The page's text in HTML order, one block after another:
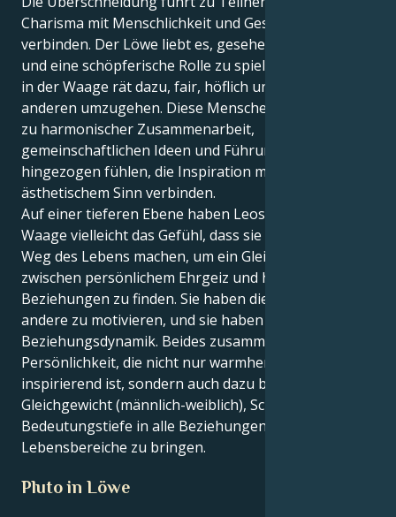
Charisma mit Menschlichkeit und Geschmack
verbinden. Der Löwe liebt es, gesehen zu werden
und eine schöpferische Rolle zu spielen, aber Neptun
in der Waage rät dazu, fair, höflich und achtsam mit
anderen umzugehen. Diese Menschen können sich
zu harmonischer Zusammenarbeit,
gemeinschaftlichen Ideen und Führungspositionen
hingezogen fühlen, die Inspiration mit Fairness und
ästhetischem Sinn verbinden.
Auf einer tieferen Ebene haben Leos mit Neptun in
Waage vielleicht das Gefühl, dass sie sich auf den
Weg des Lebens machen, um ein Gleichgewicht
zwischen persönlichem Ehrgeiz und harmonischen
Beziehungen zu finden. Sie haben die Fähigkeit,
andere zu motivieren, und sie haben ein Gespür für
Beziehungsdynamik. Beides zusammen ergibt eine
Persönlichkeit, die nicht nur warmherzig und
inspirierend ist, sondern auch dazu beiträgt,
Gleichgewicht (männlich-weiblich), Schönheit und
Bedeutungstiefe in alle Beziehungen und
Lebensbereiche zu bringen.
Pluto in Löwe